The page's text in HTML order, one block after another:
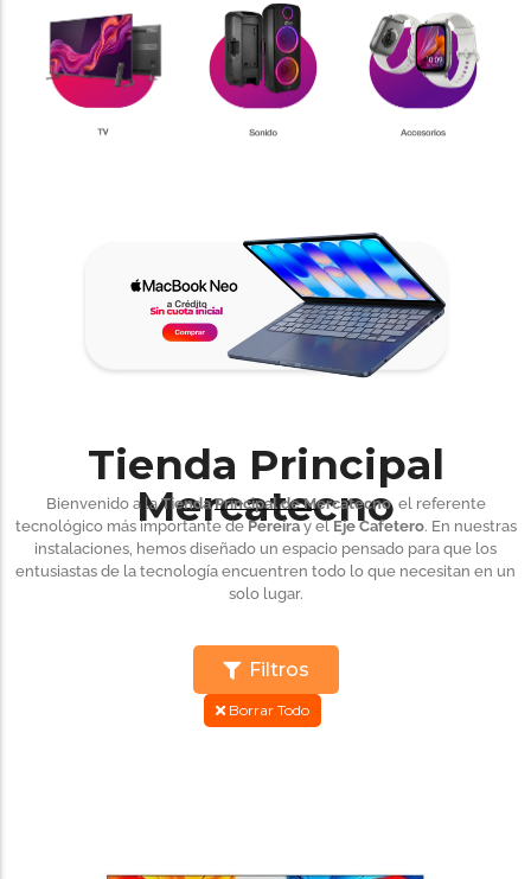
Tienda Principal
Mercatecno
Bienvenido a laTienda Principal de Mercatecno, el referente
tecnológico más importante de Pereiray elEje Cafetero. En nuestras
instalaciones, hemos diseñado un espacio pensado para que los
entusiastas de la tecnología encuentren todo lo que necesitan en un
solo lugar.
Filtros
Borrar Todo